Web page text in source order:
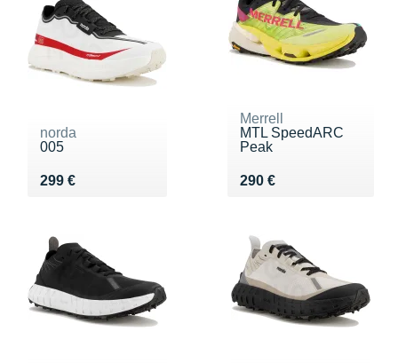
norda
005
299 €
Vendu 299 €
Merrell
MTL SpeedARC
Peak
290 €
Vendu 290 €